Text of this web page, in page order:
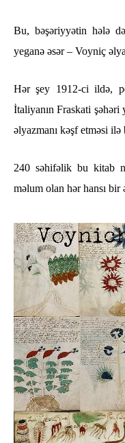
Bu, bəşəriyyətin hələ
yeganə əsər – Voyniç
Hər şey 1912-ci ildə,
İtaliyanın Fraskati şəhəri
əlyazmanı kəşf etməsi ilə
240 səhifəlik bu kitab
məlum olan hər hansı bir